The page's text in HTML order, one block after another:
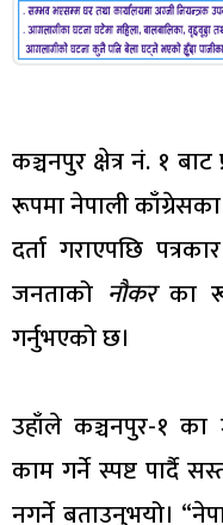
कञ्चनपुर क्षेत्र नं. १
रूपमा नेपाली काँग्रेसका
दर्ता गराएपछि
जनताको नौकरका
गर्नुभएको छ।
उहाँले कञ्चनपुर-१ का
काम गर्ने स्पष्ट पार्दै
नगर्ने बताउनुभयो।